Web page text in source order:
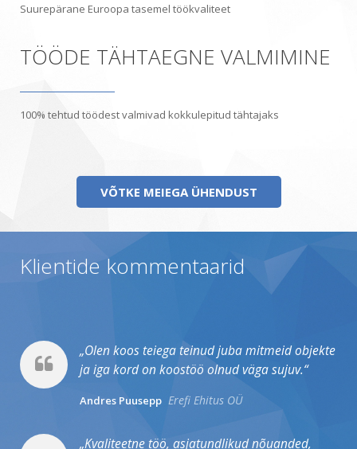
Suurepärane Euroopa tasemel töökvaliteet
TÖÖDE TÄHTAEGNE VALMIMINE
100% tehtud töödest valmivad kokkulepitud tähtajaks
VÕTKE MEIEGA ÜHENDUST
Klientide kommentaarid
Olen koos teiega teinud juba mitmeid objekte
ja iga kord on koostöö olnud väga sujuv.
Andres Puusepp Erefi Ehitus OÜ
Kvaliteetne töö, asjatundlikud nõuanded,